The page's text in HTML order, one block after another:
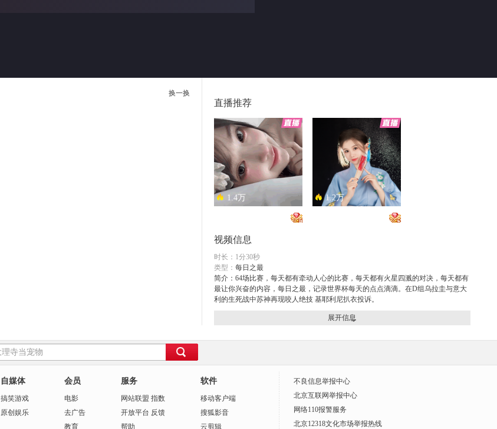
换一换
直播推荐
1.4万
异地恋总是让人患得患失。。。
1.2万
只能接受500m的异地恋，电动车没电了......
1.1万
视频信息
时长：1分30秒
类型： 每日之最
简介：64场比赛，每天都有牵动人心的比赛，每天都有火星四溅的对决，每天都有
最让你兴奋的内容，每日之最，记录世界杯每天的点点滴滴。在D组乌拉圭与意大
利的生死战中苏神再现咬人绝技 基耶利尼扒衣投诉。
展开信息
自媒体
搞笑游戏
原创娱乐
会员
电影
去广告
教育
服务
网站联盟 指数
开放平台 反馈
帮助
软件
移动客户端
搜狐影音
云剪辑
不良信息举报中心
北京互联网举报中心
网络110报警服务
北京12318文化市场举报热线